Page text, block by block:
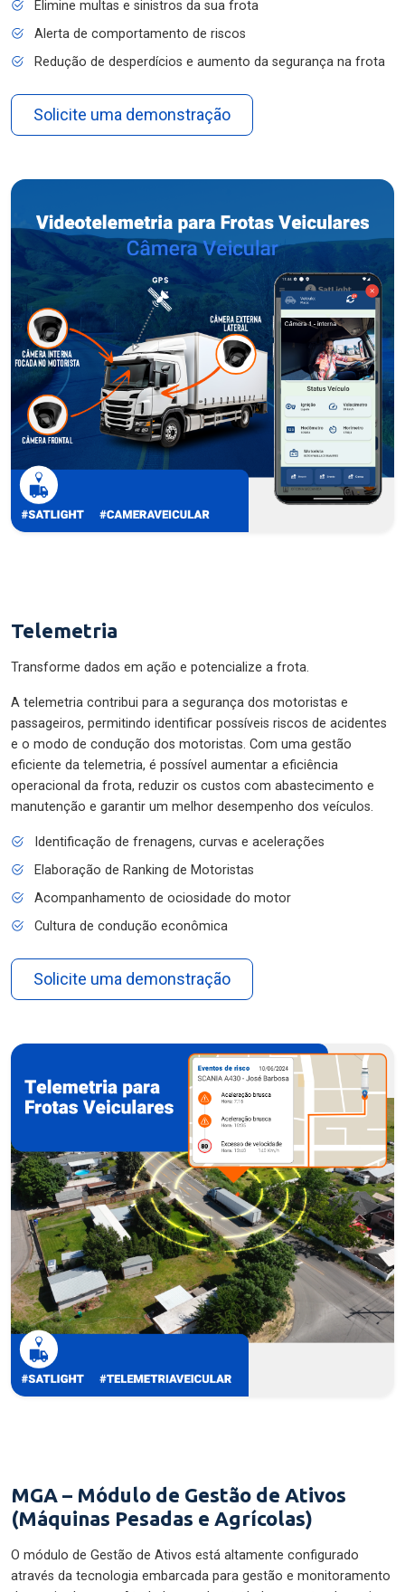
Elimine multas e sinistros da sua frota
Alerta de comportamento de riscos
Redução de desperdícios e aumento da segurança na frota
Solicite uma demonstração
Telemetria
Transforme dados em ação e potencialize a frota.
A telemetria contribui para a segurança dos motoristas e
passageiros, permitindo identificar possíveis riscos de acidentes
e o modo de condução dos motoristas. Com uma gestão
eficiente da telemetria, é possível aumentar a eficiência
operacional da frota, reduzir os custos com abastecimento e
manutenção e garantir um melhor desempenho dos veículos.
Identificação de frenagens, curvas e acelerações
Elaboração de Ranking de Motoristas
Acompanhamento de ociosidade do motor
Cultura de condução econômica
Solicite uma demonstração
MGA – Módulo de Gestão de Ativos
(Máquinas Pesadas e Agrícolas)
O módulo de Gestão de Ativos está altamente configurado
através da tecnologia embarcada para gestão e monitoramento